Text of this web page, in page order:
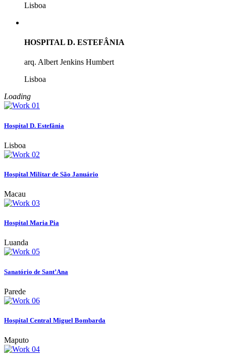
Lisboa
HOSPITAL D. ESTEFÂNIA
arq. Albert Jenkins Humbert
Lisboa
Loading
Hospital D. Estefânia
Lisboa
Hospital Militar de São Januário
Macau
Hospital Maria Pia
Luanda
Sanatório de Sant’Ana
Parede
Hospital Central Miguel Bombarda
Maputo